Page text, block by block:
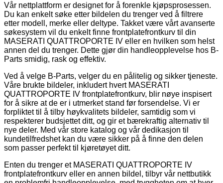
Vår nettplattform er designet for å forenkle kjøpsprosessen.
Du kan enkelt søke etter bildelen du trenger ved å filtrere
etter modell, merke eller deltype. Takket være vårt avanserte
søkesystem vil du enkelt finne frontplatefrontkurv til din
MASERATI QUATTROPORTE IV eller en hvilken som helst
annen del du trenger. Dette gjør din handleopplevelse hos B-
Parts smidig, rask og effektiv.
Ved å velge B-Parts, velger du en pålitelig og sikker tjeneste.
Våre brukte bildeler, inkludert hvert MASERATI
QUATTROPORTE IV frontplatefrontkurv, blir nøye inspisert
for å sikre at de er i utmerket stand før forsendelse. Vi er
forpliktet til å tilby høykvalitets bildeler, samtidig som vi
respekterer budsjettet ditt, og gir et bærekraftig alternativ til
nye deler. Med vår store katalog og vår dedikasjon til
kundetilfredshet kan du være sikker på å finne den delen
som passer perfekt til kjøretøyet ditt.
Enten du trenger et MASERATI QUATTROPORTE IV
frontplatefrontkurv eller en annen bildel, tilbyr vår nettbutikk